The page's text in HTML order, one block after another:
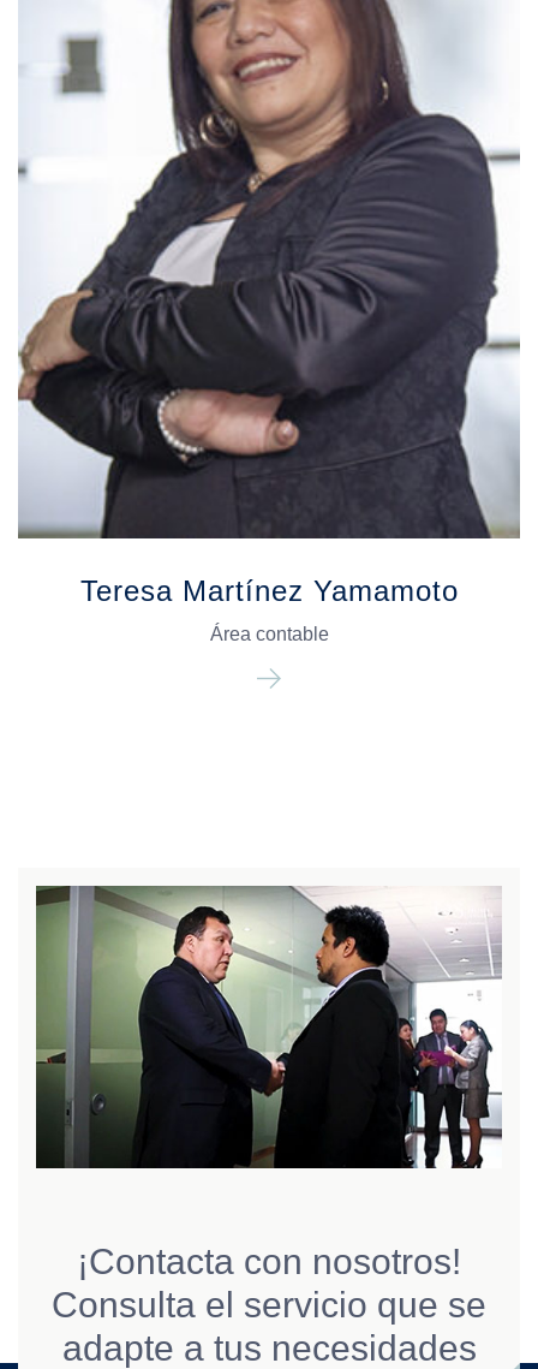
Teresa Martínez Yamamoto
Área contable
¡Contacta con nosotros!
Consulta el servicio que se
adapte a tus necesidades